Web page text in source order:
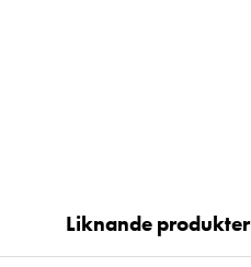
Liknande produkter